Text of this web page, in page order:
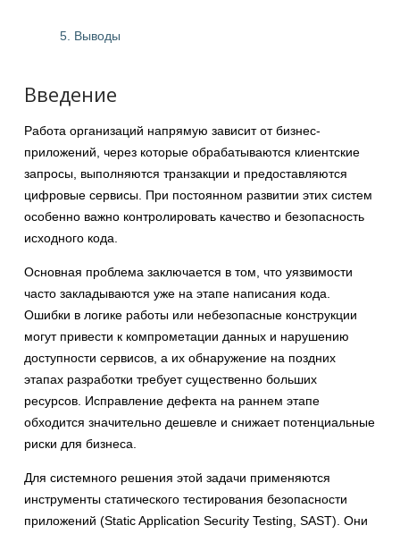
5. Выводы
Введение
Работа организаций напрямую зависит от бизнес-
приложений, через которые обрабатываются клиентские
запросы, выполняются транзакции и предоставляются
цифровые сервисы. При постоянном развитии этих систем
особенно важно контролировать качество и безопасность
исходного кода.
Основная проблема заключается в том, что уязвимости
часто закладываются уже на этапе написания кода.
Ошибки в логике работы или небезопасные конструкции
могут привести к компрометации данных и нарушению
доступности сервисов, а их обнаружение на поздних
этапах разработки требует существенно больших
ресурсов. Исправление дефекта на раннем этапе
обходится значительно дешевле и снижает потенциальные
риски для бизнеса.
Для системного решения этой задачи применяются
инструменты статического тестирования безопасности
приложений (Static Application Security Testing, SAST). Они